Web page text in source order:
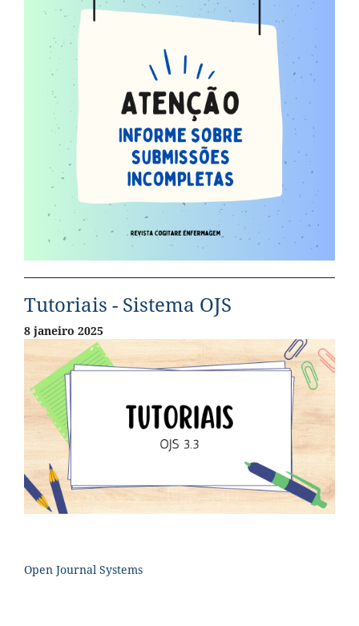
Tutoriais - Sistema OJS
8 janeiro 2025
Open Journal Systems